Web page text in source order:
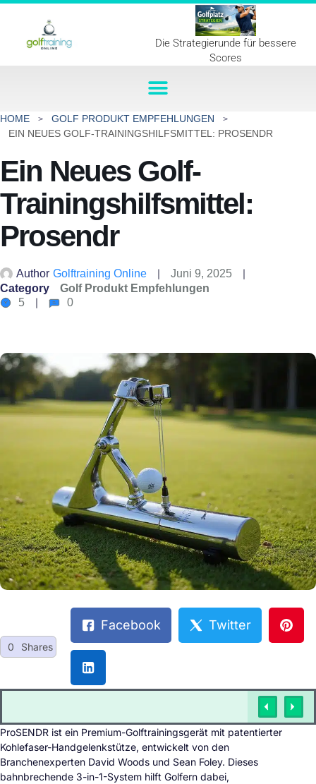
Die Strategierunde für bessere
Scores
HOME
GOLF PRODUKT EMPFEHLUNGEN
EIN NEUES GOLF-TRAININGSHILFSMITTEL: PROSENDR
Ein Neues Golf-
Trainingshilfsmittel:
Prosendr
Author Golftraining Online
Juni 9, 2025
Category
Golf Produkt Empfehlungen
5
0
0 Shares
Facebook Twitter
ProSENDR ist ein Premium-Golftrainingsgerät mit patentierter
Kohlefaser-Handgelenkstütze, entwickelt von den
Branchenexperten David Woods und Sean Foley. Dieses
bahnbrechende 3-in-1-System hilft Golfern dabei,